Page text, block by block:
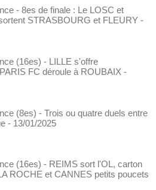
- 8es de finale : Le LOSC et
STRASBOURG et FLEURY -
(16es) - LILLE s'offre
FC déroule à ROUBAIX -
(8es) - Trois ou quatre duels entre
- 13/01/2025
(16es) - REIMS sort l'OL, carton
ROCHE et CANNES petits poucets